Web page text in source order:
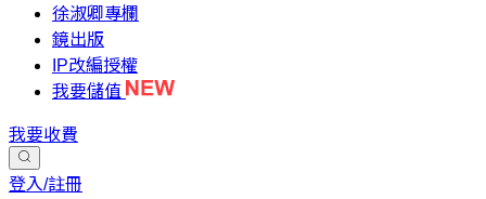
徐淑卿專欄
鏡出版
IP改編授權
我要儲值
我要收費
登入/註冊